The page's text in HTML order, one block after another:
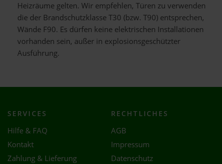
Heizräume gelten. Wir empfehlen, Türen zu verwenden
die der Brandschutzklasse T30 (bzw. T90) entsprechen,
Wände F90. Es dürfen keine elektrischen Installationen
vorhanden sein, außer in explosionsgeschützter
Ausführung.
SERVICES
Hilfe & FAQ
Kontakt
Zahlung & Lieferung
RECHTLICHES
AGB
Impressum
Datenschutz